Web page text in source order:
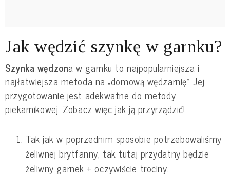
Jak wędzić szynkę w garnku?
Szynka wędzona w garnku to najpopularniejsza i
najłatwiejsza metoda na „domową wędzarnię”. Jej
przygotowanie jest adekwatne do metody
piekarnikowej. Zobacz więc jak ją przyrządzić!
Tak jak w poprzednim sposobie potrzebowaliśmy
żeliwnej brytfanny, tak tutaj przydatny będzie
żeliwny garnek + oczywiście trociny.